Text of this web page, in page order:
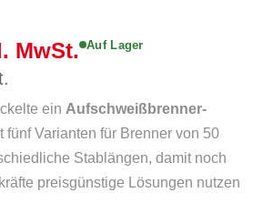
MwSt. Auf Lager
ein Aufschweißbrenner-
fünf Varianten für Brenner von 50
Stablängen, damit noch
preisgünstige Lösungen nutzen